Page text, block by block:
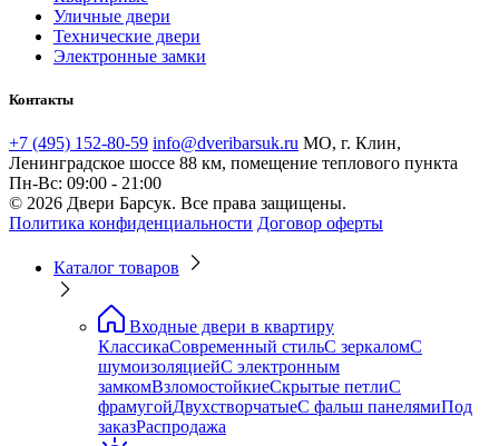
Уличные двери
Технические двери
Электронные замки
Контакты
+7 (495) 152-80-59 info@dveribarsuk.ru МО, г. Клин,
Ленинградское шоссе 88 км, помещение теплового пункта
Пн-Вс: 09:00 - 21:00
© 2026 Двери Барсук. Все права защищены.
Политика конфиденциальности Договор оферты
Каталог товаров
Входные двери в квартиру
КлассикаСовременный стильС зеркаломС
шумоизоляциейС электронным
замкомВзломостойкиеСкрытые петлиС
фрамугойДвухстворчатыеС фальш панелямиПод
заказРаспродажа